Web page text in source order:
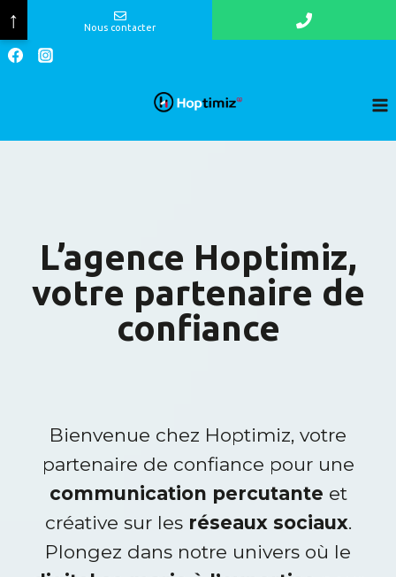
Skip
L’agence Hoptimiz,
votre partenaire de
confiance
Bienvenue chez Hoptimiz, votre
partenaire de confiance pour une
communication percutante et
créative sur les réseaux sociaux.
Plongez dans notre univers où le
↑ Nous contacter